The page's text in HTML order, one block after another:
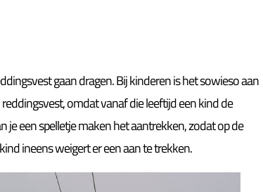
gaan dragen. Bij kinderen is het sowieso aan
omdat vanaf die leeftijd een kind de
je een spelletje maken het aantrekken, zodat op de
ineens weigert er een aan te trekken.